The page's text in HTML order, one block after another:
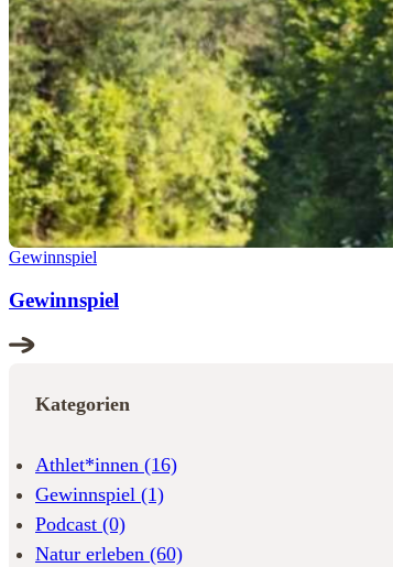
Gewinnspiel
Gewinnspiel
Kategorien
Athlet*innen (16)
Gewinnspiel (1)
Podcast (0)
Natur erleben (60)